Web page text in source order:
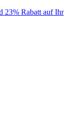
23% Rabatt auf Ihr